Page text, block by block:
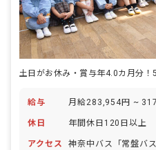
給与 月給283,954円 ~
休日 年間休日120日以上
アクセス
神奈中バス「常盤バ